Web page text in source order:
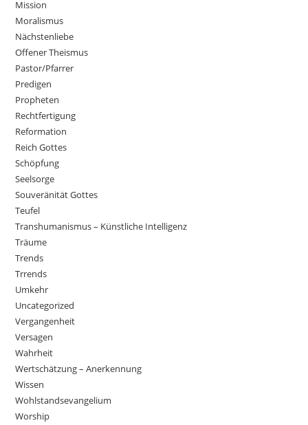
Mission
Moralismus
Nächstenliebe
Offener Theismus
Pastor/Pfarrer
Predigen
Propheten
Rechtfertigung
Reformation
Reich Gottes
Schöpfung
Seelsorge
Souveränität Gottes
Teufel
Transhumanismus – Künstliche Intelligenz
Träume
Trends
Trrends
Umkehr
Uncategorized
Vergangenheit
Versagen
Wahrheit
Wertschätzung – Anerkennung
Wissen
Wohlstandsevangelium
Worship